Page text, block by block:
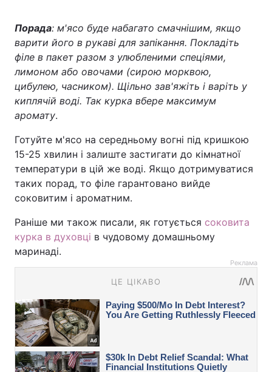
Порада: м'ясо буде набагато смачнішим, якщо
варити його в рукаві для запікання. Покладіть
філе в пакет разом з улюбленими спеціями,
лимоном або овочами (сирою морквою,
цибулею, часником). Щільно зав'яжіть і варіть у
киплячій воді. Так курка вбере максимум
аромату.
Готуйте м'ясо на середньому вогні під кришкою
15-25 хвилин і залиште застигати до кімнатної
температури в цій же воді. Якщо дотримуватися
таких порад, то філе гарантовано вийде
соковитим і ароматним.
Раніше ми також писали, як готується соковита
курка в духовці в чудовому домашньому
маринаді.
Реклама